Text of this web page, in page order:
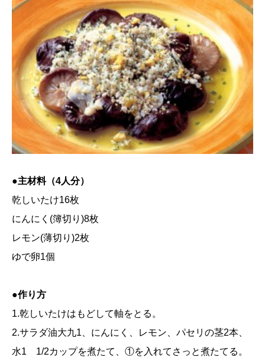
●主材料（4人分）
乾しいたけ16枚
にんにく(簿切り)8枚
レモン(薄切り)2枚
ゆで卵1個
●作り方
1.乾しいたけはもどして軸をとる。
2.サラダ油大九1、にんにく、レモン、パセリの茎2本、
水1 1/2カップを煮たて、①を入れてさっと煮たてる。